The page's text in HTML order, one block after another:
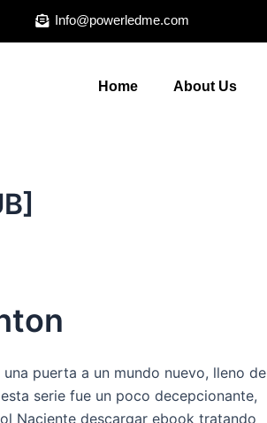
Info@powerledme.com
Home About Us
puerta a un mundo nuevo, lleno de
serie fue un poco decepcionante,
Naciente descargar ebook tratando